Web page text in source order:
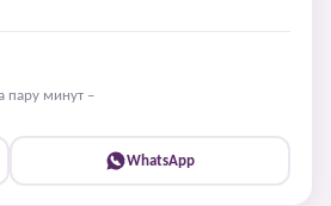
пару минут –
WhatsApp